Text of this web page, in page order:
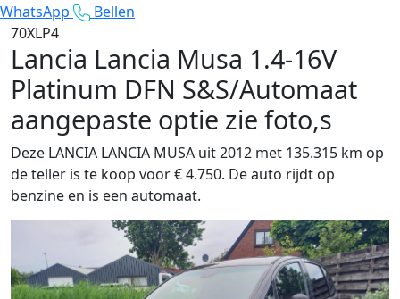
WhatsApp
Bellen
70XLP4
Lancia Lancia Musa 1.4-16V
Platinum DFN S&S/Automaat
aangepaste optie zie foto,s
Deze LANCIA LANCIA MUSA uit 2012 met 135.315 km op
de teller is te koop voor € 4.750. De auto rijdt op
benzine en is een automaat.